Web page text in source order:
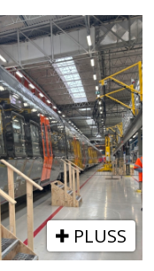
PLUSS